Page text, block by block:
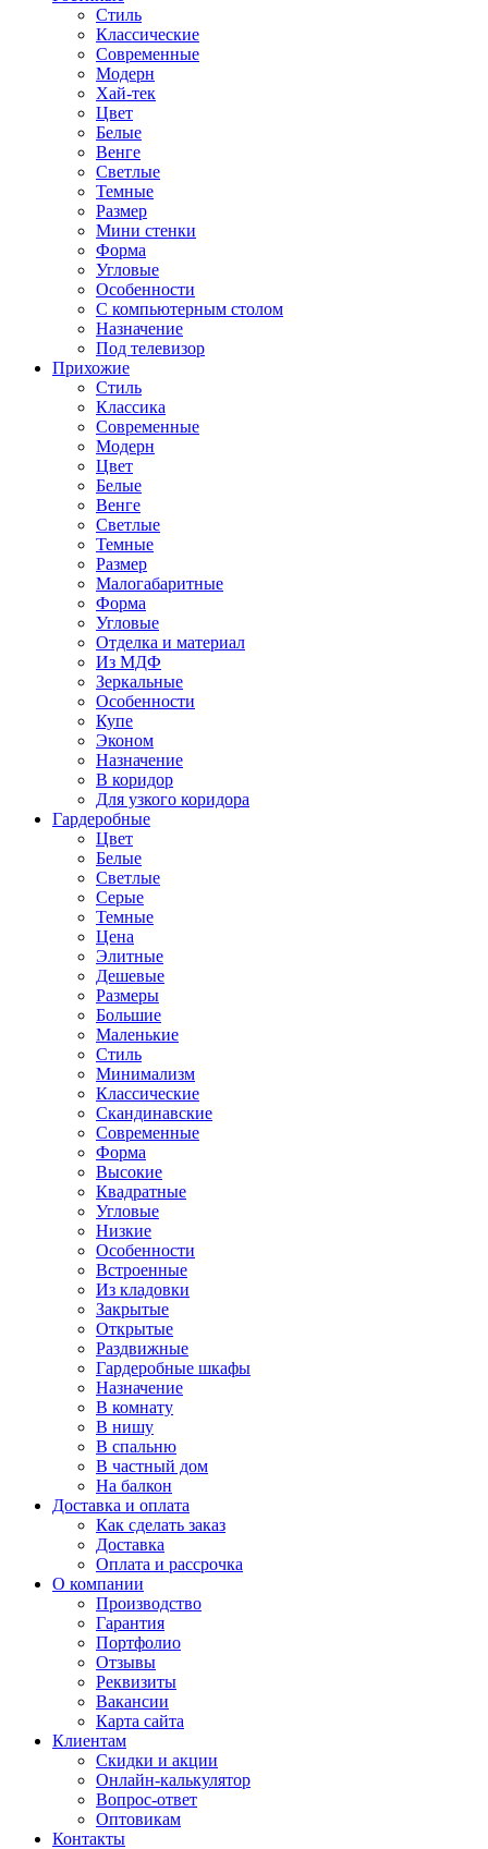
Стиль
Классические
Современные
Модерн
Хай-тек
Цвет
Белые
Венге
Светлые
Темные
Размер
Мини стенки
Форма
Угловые
Особенности
С компьютерным столом
Назначение
Под телевизор
Прихожие
Стиль
Классика
Современные
Модерн
Цвет
Белые
Венге
Светлые
Темные
Размер
Малогабаритные
Форма
Угловые
Отделка и материал
Из МДФ
Зеркальные
Особенности
Купе
Эконом
Назначение
В коридор
Для узкого коридора
Гардеробные
Цвет
Белые
Светлые
Серые
Темные
Цена
Элитные
Дешевые
Размеры
Большие
Маленькие
Стиль
Минимализм
Классические
Скандинавские
Современные
Форма
Высокие
Квадратные
Угловые
Низкие
Особенности
Встроенные
Из кладовки
Закрытые
Открытые
Раздвижные
Гардеробные шкафы
Назначение
В комнату
В нишу
В спальню
В частный дом
На балкон
Доставка и оплата
Как сделать заказ
Доставка
Оплата и рассрочка
О компании
Производство
Гарантия
Портфолио
Отзывы
Реквизиты
Вакансии
Карта сайта
Клиентам
Скидки и акции
Онлайн-калькулятор
Вопрос-ответ
Оптовикам
Контакты